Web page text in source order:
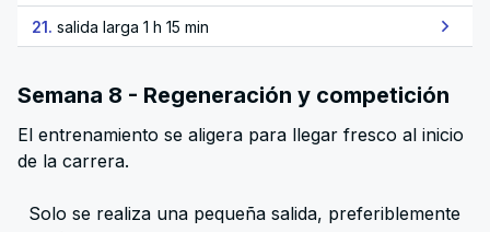
21. salida larga 1 h 15 min
Semana 8 - Regeneración y competición
El entrenamiento se aligera para llegar fresco al inicio
de la carrera.
Solo se realiza una pequeña salida, preferiblemente